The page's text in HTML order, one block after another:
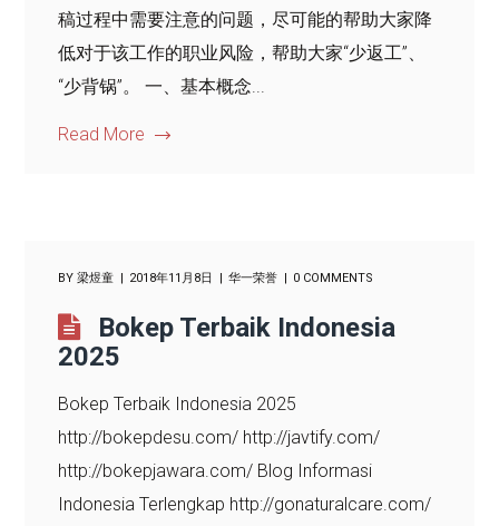
稿过程中需要注意的问题，尽可能的帮助大家降
低对于该工作的职业风险，帮助大家“少返工”、
“少背锅”。 一、基本概念...
Read More
BY梁煜童 2018年11月8日 华一荣誉 0 COMMENTS
Bokep Terbaik Indonesia
2025
Bokep Terbaik Indonesia 2025
http://bokepdesu.com/ http://javtify.com/
http://bokepjawara.com/ Blog Informasi
Indonesia Terlengkap http://gonaturalcare.com/